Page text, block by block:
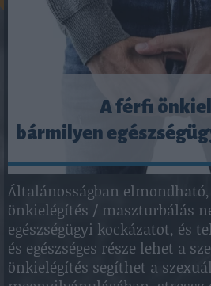
A férfi
bármilyen
Általánosságban
önkielégítés / maszturbálás
egészségügyi kockázatot, és
és egészséges része lehet a
önkielégítés segíthet a